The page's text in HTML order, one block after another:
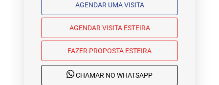
AGENDAR UMA VISITA
AGENDAR VISITA ESTEIRA
FAZER PROPOSTA ESTEIRA
CHAMAR NO WHATSAPP